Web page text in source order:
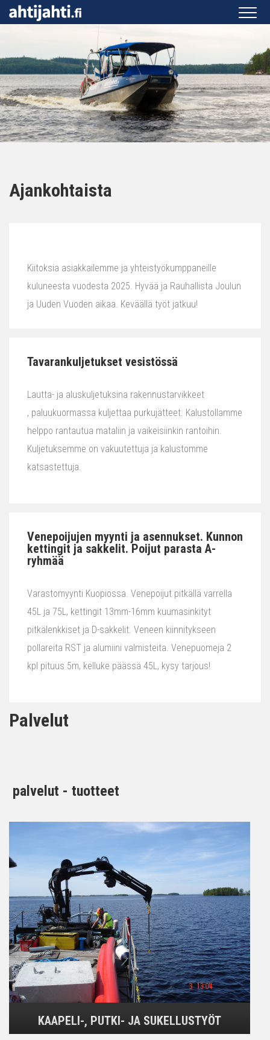
Ajankohtaista
Kiitoksia asiakkailemme ja yhteistyökumppaneille
kuluneesta vuodesta 2025. Hyvää ja Rauhallista Joulun
ja Uuden Vuoden aikaa. Keväällä työt jatkuu!
Tavarankuljetukset vesistössä
Lautta- ja aluskuljetuksina rakennustarvikkeet
, paluukuormassa kuljettaa purkujätteet. Kalustollamme
helppo rantautua mataliin ja vaikeisiinkin rantoihin.
Kuljetuksemme on vakuutettuja ja kalustomme
katsastettuja.
Venepoijujen myynti ja asennukset. Kunnon
kettingit ja sakkelit. Poijut parasta A-
ryhmää
Varastomyynti Kuopiossa. Venepoijut pitkällä varrella
45L ja 75L, kettingit 13mm-16mm kuumasinkityt
pitkälenkkiset ja D-sakkelit. Veneen kiinnitykseen
pollareita RST ja alumiini valmisteita. Venepuomeja 2
kpl pituus 5m, kelluke päässä 45L, kysy tarjous!
Palvelut
palvelut - tuotteet
KAAPELI-, PUTKI- JA SUKELLUSTYÖT